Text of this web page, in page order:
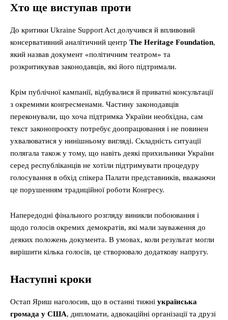
Хто ще виступав проти
До критики Ukraine Support Act долучився й впливовий
консервативний аналітичний центр The Heritage Foundation,
який назвав документ «політичним театром» та
розкритикував законодавців, які його підтримали.
Крім публічної кампанії, відбувалися й приватні консультації
з окремими конгресменами. Частину законодавців
переконували, що хоча підтримка України необхідна, сам
текст законопроєкту потребує доопрацювання і не повинен
ухвалюватися у нинішньому вигляді. Складність ситуації
полягала також у тому, що навіть деякі прихильники України
серед республіканців не хотіли підтримувати процедуру
голосування в обхід спікера Палати представників, вважаючи
це порушенням традиційної роботи Конгресу.
Напередодні фінального розгляду виникли побоювання і
щодо голосів окремих демократів, які мали зауваження до
деяких положень документа. В умовах, коли результат могли
вирішити кілька голосів, це створювало додаткову напругу.
Наступні кроки
Остап Яриш наголосив, що в останні тижні українська
громада у США, дипломати, адвокаційні організації та друзі